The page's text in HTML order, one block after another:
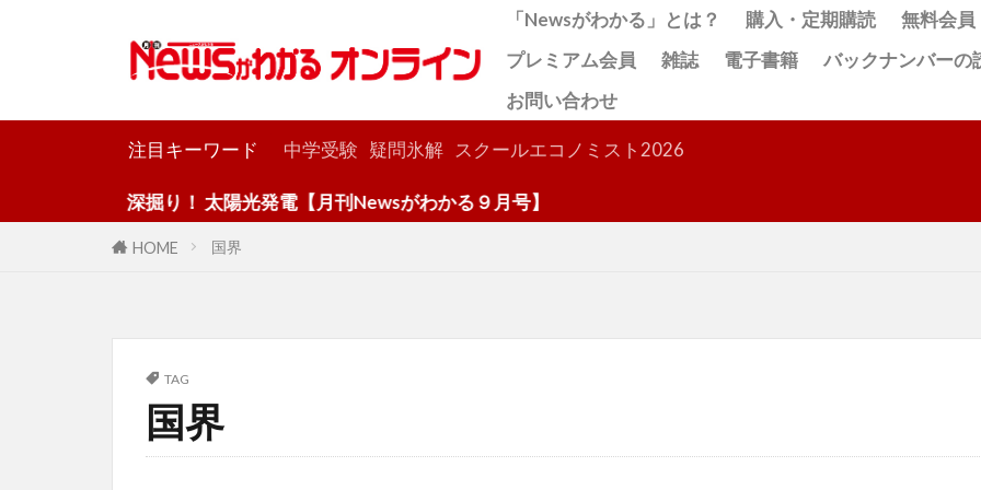
「Newsがわかる」とは？ 購入・定期購読
無料会員
プレミアム会員
雑誌 電子書籍
バックナンバーの
お問い合わせ
注目キーワード 中学受験 疑問氷解 スクールエコノミスト2026
深掘り！ 太陽光発電【月刊Newsがわかる９月号】
HOME 国界
TAG
国界
検索